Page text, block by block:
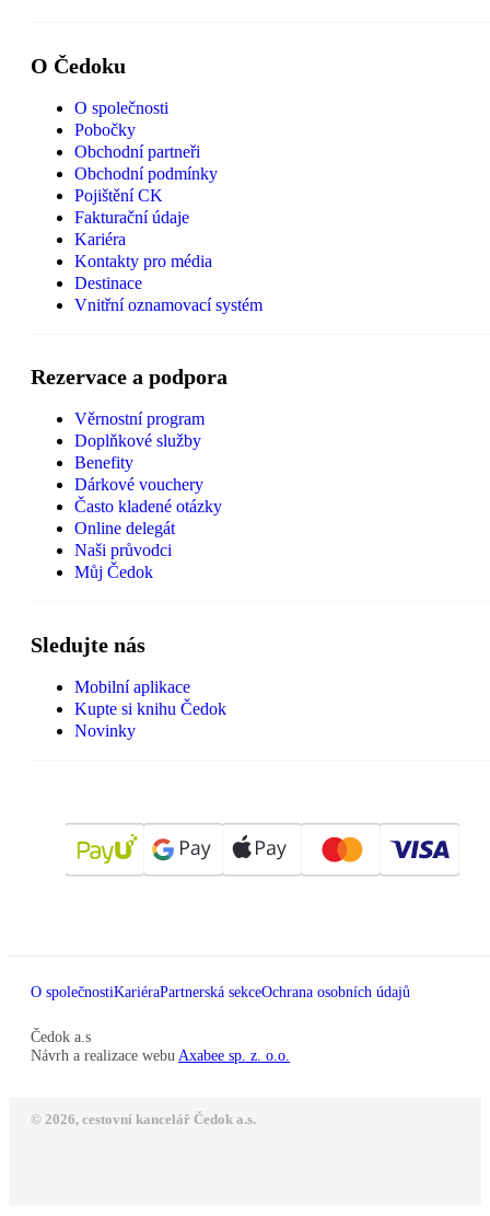
O Čedoku
O společnosti
Pobočky
Obchodní partneři
Obchodní podmínky
Pojištění CK
Fakturační údaje
Kariéra
Kontakty pro média
Destinace
Vnitřní oznamovací systém
Rezervace a podpora
Věrnostní program
Doplňkové služby
Benefity
Dárkové vouchery
Často kladené otázky
Online delegát
Naši průvodci
Můj Čedok
Sledujte nás
Mobilní aplikace
Kupte si knihu Čedok
Novinky
O společnostiKariéraPartnerská sekceOchrana osobních údajů
Čedok a.s
Návrh a realizace webu Axabee sp. z. o.o.
© 2026, cestovní kancelář Čedok a.s.